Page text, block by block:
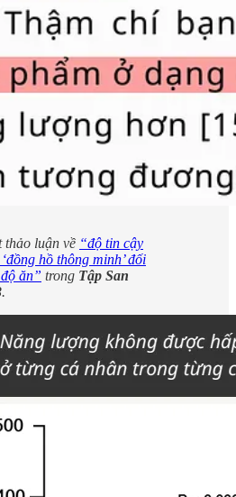
thảo luận về “độ tin cậy
hồ thông minh’ đối
ăn” trong Tập San
.